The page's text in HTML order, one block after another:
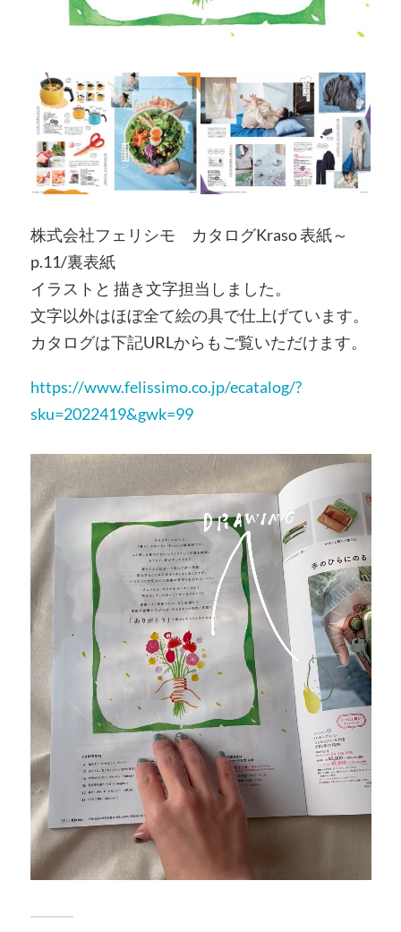
株式会社フェリシモ カタログKraso 表紙～
p.11/裏表紙
イラストと 描き文字担当しました。
文字以外はほぼ全て絵の具で仕上げています。
カタログは下記URLからもご覧いただけます。
https://www.felissimo.co.jp/ecatalog/?
sku=2022419&gwk=99